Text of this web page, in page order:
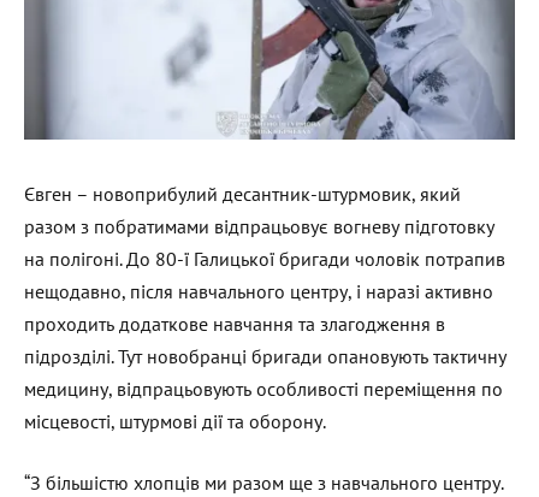
Євген – новоприбулий десантник-штурмовик, який
разом з побратимами відпрацьовує вогневу підготовку
на полігоні. До 80-ї Галицької бригади чоловік потрапив
нещодавно, після навчального центру, і наразі активно
проходить додаткове навчання та злагодження в
підрозділі. Тут новобранці бригади опановують тактичну
медицину, відпрацьовують особливості переміщення по
місцевості, штурмові дії та оборону.
“З більшістю хлопців ми разом ще з навчального центру.